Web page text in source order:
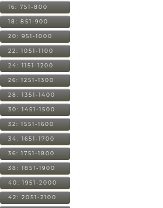
16: 751-800
18: 851-900
20: 951-1000
22: 1051-1100
24: 1151-1200
26: 1251-1300
28: 1351-1400
30: 1451-1500
32: 1551-1600
34: 1651-1700
36: 1751-1800
38: 1851-1900
40: 1951-2000
42: 2051-2100